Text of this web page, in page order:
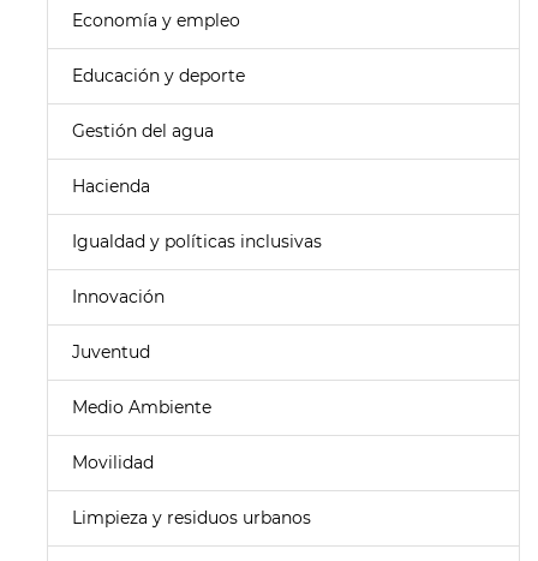
Economía y empleo
Educación y deporte
Gestión del agua
Hacienda
Igualdad y políticas inclusivas
Innovación
Juventud
Medio Ambiente
Movilidad
Limpieza y residuos urbanos